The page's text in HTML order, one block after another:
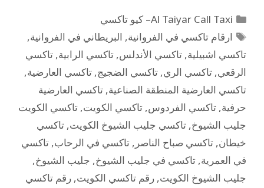
Al Taiyar Call Taxi– كيو تاكسي
ارقام تاكسي في الفروانية, البريطاني في الفروانية,
تاكسي اشبيلية, تاكسي الأندلس, تاكسي الرابية, تاكسي
الرقعي, تاكسي الري, تاكسي الضجيج, تاكسي العارضية,
تاكسي العارضية المنطقة الصناعية, تاكسي العارضية
حرفية, تاكسي الفردوس, تاكسي الكويت, تاكسي الكويت
جليب الشيوخ, تاكسي جليب الشيوخ الكويت, تاكسي
خيطان, تاكسي صباح الناصر , تاكسي في الرحاب, تاكسي
في العمرية, تاكسي في جليب الشيوخ, جليب الشيوخ,
جليب الشيوخ الكويت, رقم تاكسي الكويت, رقم تاكسي